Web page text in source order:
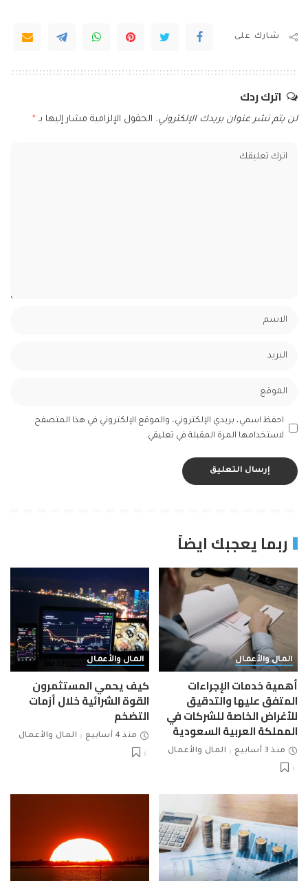
شارك على
اترك ردك
لن يتم نشر عنوان بريدك الإلكتروني. الحقول الإلزامية مشار إليها بـ *
احفظ اسمي، بريدي الإلكتروني، والموقع الإلكتروني في هذا المتصفح
لاستخدامها المرة المقبلة في تعليقي.
ربما يعجبك ايضاً
المال والأعمال
أهمية خدمات الإجراءات
المتفق عليها والتدقيق
للأغراض الخاصة للشركات في
المملكة العربية السعودية
منذ 3 أسابيع المال والأعمال
المال والأعمال
كيف يحمي المستثمرون
القوة الشرائية خلال أزمات
التضخم
منذ 4 أسابيع المال والأعمال